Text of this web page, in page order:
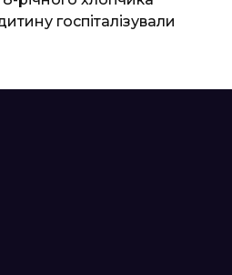
госпіталізували